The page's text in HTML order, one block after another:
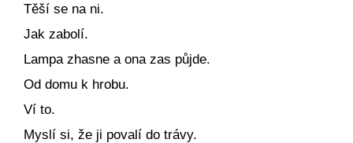
Těší se na ni.
Jak zabolí.
Lampa zhasne a ona zas půjde.
Od domu k hrobu.
Ví to.
Myslí si, že ji povalí do trávy.